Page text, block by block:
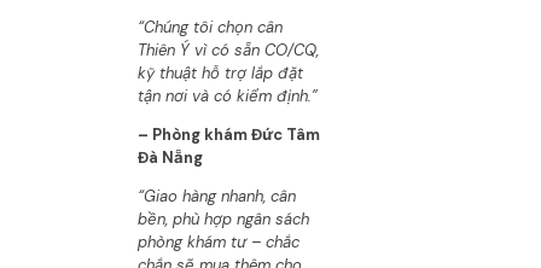
“Chúng tôi chọn cân
Thiên Ý vì có sẵn CO/CQ,
kỹ thuật hỗ trợ lắp đặt
tận nơi và có kiểm định.”
– Phòng khám Đức Tâm
Đà Nẵng
“Giao hàng nhanh, cân
bền, phù hợp ngân sách
phòng khám tư – chắc